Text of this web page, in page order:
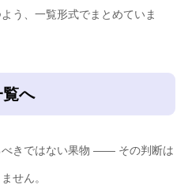
う、一覧形式でまとめていま
へ
べきではない果物 ―― その判断は
せん。